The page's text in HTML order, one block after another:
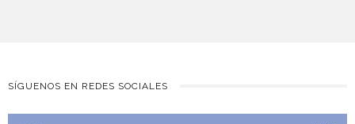
SÍGUENOS EN REDES SOCIALES